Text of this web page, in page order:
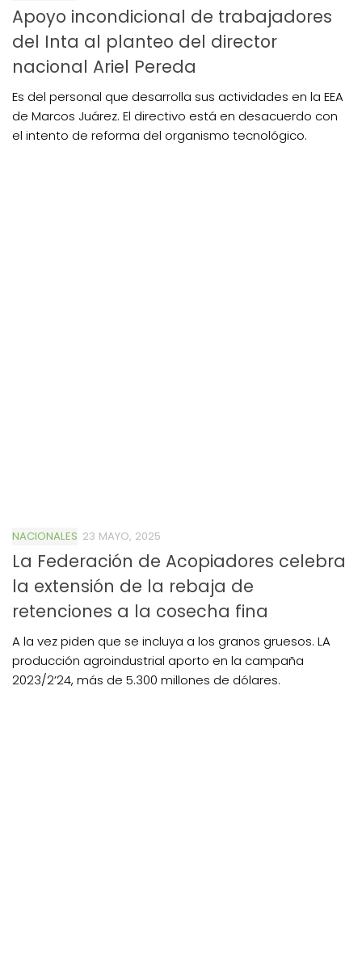
Apoyo incondicional de trabajadores
del Inta al planteo del director
nacional Ariel Pereda
Es del personal que desarrolla sus actividades en la EEA
de Marcos Juárez. El directivo está en desacuerdo con
el intento de reforma del organismo tecnológico.
NACIONALES 23 MAYO, 2025
La Federación de Acopiadores celebra
la extensión de la rebaja de
retenciones a la cosecha fina
A la vez piden que se incluya a los granos gruesos. LA
producción agroindustrial aporto en la campaña
2023/2’24, más de 5.300 millones de dólares.